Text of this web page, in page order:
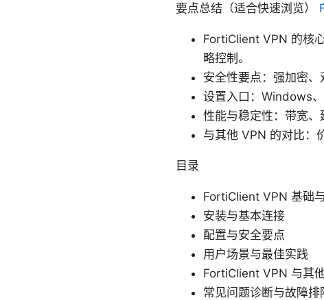
要点总结（适合快速浏览）
FortiClient VPN 的核
略控制。
安全性要点：强加密、
设置入口：Windows
性能与稳定性：带宽、
与其他 VPN 的对比：
目录
FortiClient VPN 基础
安装与基本连接
配置与安全要点
用户场景与最佳实践
FortiClient VPN 与其
常见问题诊断与故障排